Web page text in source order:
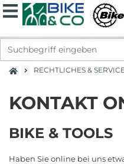
RECHTLICHES &
KONTAKT
BIKE & TOOLS
Haben Sie online bei uns